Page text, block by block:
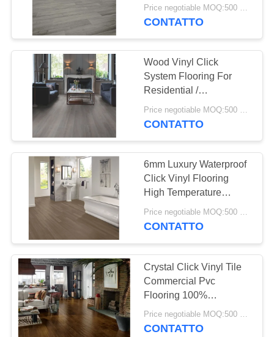
CONTATTO
Wood Vinyl Click
System Flooring For
Residential /
Commercial , 5mm
Thickness
CONTATTO
6mm Luxury Waterproof
Click Vinyl Flooring
High Temperature
Resistance
Price negotiable MOQ:500 square meters
CONTATTO
Crystal Click Vinyl Tile
Commercial Pvc
Flooring 100%
Waterproof
Environmental
Price negotiable MOQ:500 square meters
CONTATTO